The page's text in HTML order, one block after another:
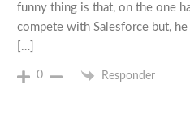
funny thing is that, on the one
compete with Salesforce but,
[…]
0 Responder